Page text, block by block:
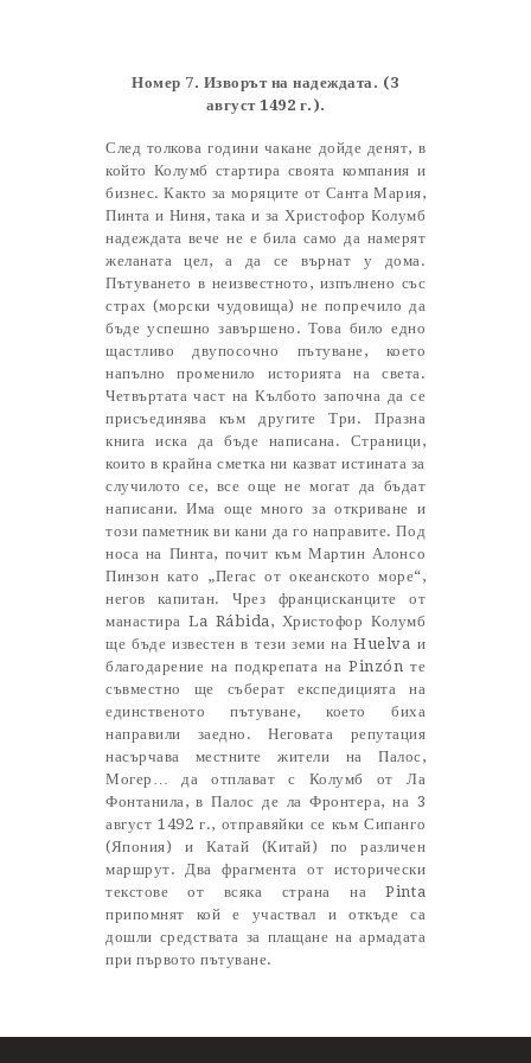
Castillo Monumento Colomares
BENALMÁDENA
INICIO
HISTORIA
CONSTRUCCIÓN
FOTOS
Номер 7. Изворът на надеждата. (3
август 1492 г.).
След толкова години чакане дойде денят, в
който Колумб стартира своята компания и
бизнес. Както за моряците от Санта Мария,
Пинта и Ниня, така и за Христофор Колумб
надеждата вече не е била само да намерят
желаната цел, а да се върнат у дома.
Пътуването в неизвестното, изпълнено със
страх (морски чудовища) не попречило да
бъде успешно завършено. Това било едно
щастливо двупосочно пътуване, което
напълно променило историята на света.
Четвъртата част на Кълбото започна да се
присъединява към другите Три. Празна
книга иска да бъде написана. Страници,
които в крайна сметка ни казват истината за
случилото се, все още не могат да бъдат
написани. Има още много за откриване и
този паметник ви кани да го направите. Под
носа на Пинта, почит към Мартин Алонсо
Пинзон като „Пегас от океанското море“,
негов капитан. Чрез францисканците от
манастира La Rábida, Христофор Колумб
ще бъде известен в тези земи на Huelva и
благодарение на подкрепата на Pinzón те
съвместно ще съберат експедицията на
единственото пътуване, което биха
направили заедно. Неговата репутация
насърчава местните жители на Палос,
Могер… да отплават с Колумб от Ла
Фонтанила, в Палос де ла Фронтера, на 3
август 1492 г., отправяйки се към Сипанго
(Япония) и Катай (Китай) по различен
маршрут. Два фрагмента от исторически
текстове от всяка страна на Pinta
припомнят кой е участвал и откъде са
дошли средствата за плащане на армадата
при първото пътуване.